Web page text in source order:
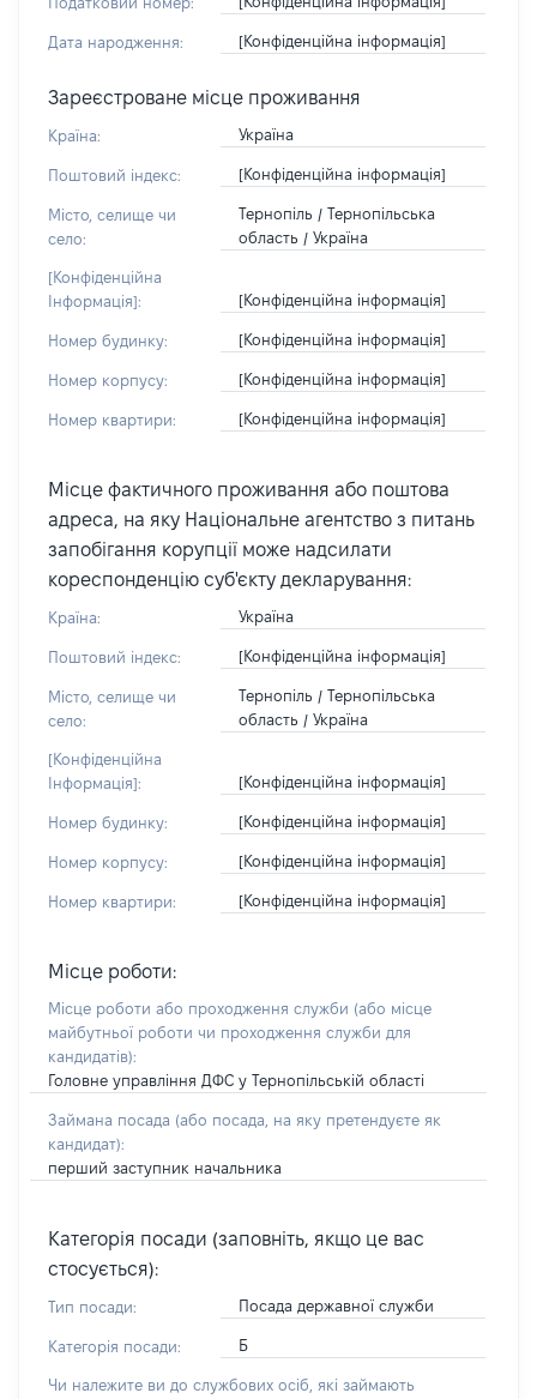
Дата народження: [Конфіденційна інформація]
Зареєстроване місце проживання
Країна: Україна
Поштовий індекс: [Конфіденційна інформація]
Місто, селище чи
село:
Тернопіль / Тернопільська
область / Україна
[Конфіденційна
Інформація]:
[Конфіденційна інформація]
Номер будинку: [Конфіденційна інформація]
Номер корпусу: [Конфіденційна інформація]
Номер квартири: [Конфіденційна інформація]
Місце фактичного проживання або поштова
адреса, на яку Національне агентство з питань
запобігання корупції може надсилати
кореспонденцію суб'єкту декларування:
Країна: Україна
Поштовий індекс: [Конфіденційна інформація]
Місто, селище чи
село:
Тернопіль / Тернопільська
область / Україна
[Конфіденційна
Інформація]:
[Конфіденційна інформація]
Номер будинку: [Конфіденційна інформація]
Номер корпусу: [Конфіденційна інформація]
Номер квартири: [Конфіденційна інформація]
Місце роботи:
Місце роботи або проходження служби (або місце
майбутньої роботи чи проходження служби для
кандидатів):
Головне управління ДФС у Тернопільській області
Займана посада (або посада, на яку претендуєте як
кандидат):
перший заступник начальника
Категорія посади (заповніть, якщо це вас
стосується):
Тип посади: Посада державної служби
Категорія посади: Б
Чи належите ви до службових осіб, які займають